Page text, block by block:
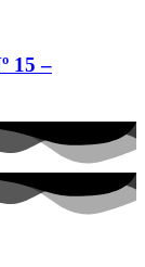
15 –